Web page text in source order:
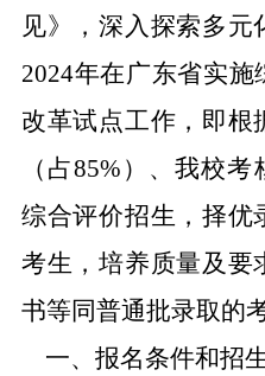
见》，深入探索多
2024年在广东省实施
改革试点工作，即根
（占85% ）、我校考
综合评价招生，择优
考生，培养质量及要
书等同普通批录取的
一、报名条件和招